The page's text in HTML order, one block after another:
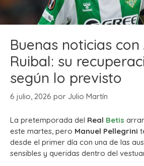
Buenas noticias
Ruibal: su
según lo previsto
6 julio, 2026 por Julio Martín
La pretemporada del Real Betis
este martes, pero Manuel Pellegrini
desde el primer día con una de las
sensibles y queridas dentro del